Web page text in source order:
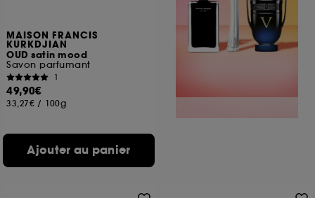
MAISON FRANCIS
KURKDJIAN
OUD satin mood
Savon parfumant
1
49,90€
33,27€ / 100g
Ajouter au panier